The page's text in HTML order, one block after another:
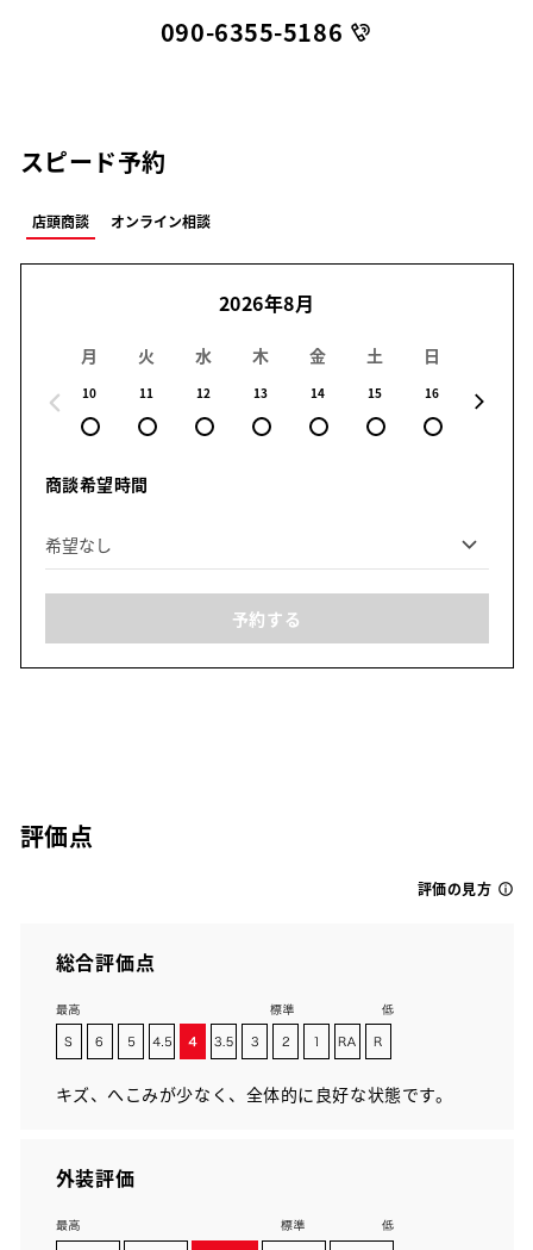
090-6355-5186
スピード予約
店頭商談 オンライン相談
2026年8月
月
10
火
11
水
12
木
13
金
14
土
15
日
16
商談希望時間
予約する
評価点
評価の見方
総合評価点
キズ、へこみが少なく、全体的に良好な状態です。
外装評価